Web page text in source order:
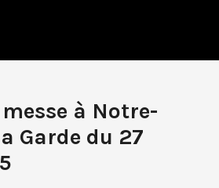
à Notre-
Garde du 27